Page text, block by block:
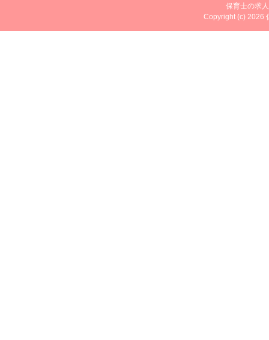
保育士の求
Copyright (c) 2026